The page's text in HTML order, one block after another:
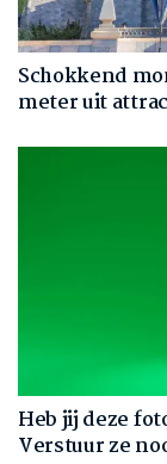
Schokkend
meter uit
Heb jij deze
Verstuur ze